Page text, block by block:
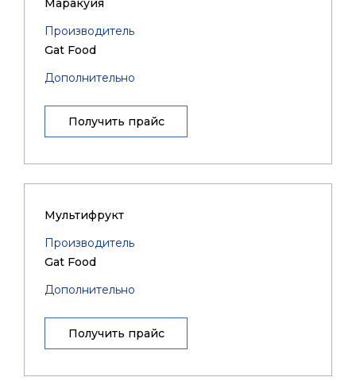
Маракуйя
Производитель
Gat Food
Дополнительно
Получить прайс
Мультифрукт
Производитель
Gat Food
Дополнительно
Получить прайс